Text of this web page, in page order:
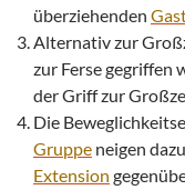
überziehenden
Alternativ zur
zur Ferse gegriffen
der Griff zur
Die
Gruppe neigen
Extension